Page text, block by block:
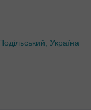
Україна